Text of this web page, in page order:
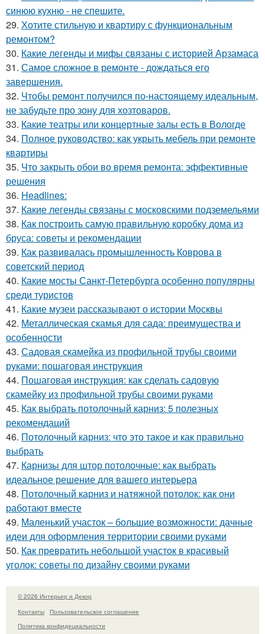
синюю кухню - не спешите.
29. Хотите стильную и квартиру с функциональным
ремонтом?
30. Какие легенды и мифы связаны с историей Арзамаса
31. Самое сложное в ремонте - дождаться его
завершения.
32. Чтобы ремонт получился по-настоящему идеальным,
не забудьте про зону для хозтоваров.
33. Какие театры или концертные залы есть в Вологде
34. Полное руководство: как укрыть мебель при ремонте
квартиры
35. Что закрыть обои во время ремонта: эффективные
решения
36. Headlines:
37. Какие легенды связаны с московскими подземельями
38. Как построить самую правильную коробку дома из
бруса: советы и рекомендации
39. Как развивалась промышленность Коврова в
советский период
40. Какие мосты Санкт-Петербурга особенно популярны
среди туристов
41. Какие музеи рассказывают о истории Москвы
42. Металлическая скамья для сада: преимущества и
особенности
43. Садовая скамейка из профильной трубы своими
руками: пошаговая инструкция
44. Пошаговая инструкция: как сделать садовую
скамейку из профильной трубы своими руками
45. Как выбрать потолочный карниз: 5 полезных
рекомендаций
46. Потолочный карниз: что это такое и как правильно
выбрать
47. Карнизы для штор потолочные: как выбрать
идеальное решение для вашего интерьера
48. Потолочный карниз и натяжной потолок: как они
работают вместе
49. Маленький участок – большие возможности: дачные
идеи для оформления территории своими руками
50. Как превратить небольшой участок в красивый
уголок: советы по дизайну своими руками
© 2026 Интерьер и Декор
Контакты
Пользовательское соглашение
Политика конфидециальности